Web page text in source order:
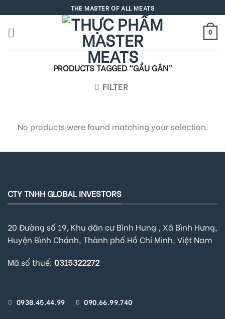
to
content
THE MASTER OF ALL MEATS
0
PRODUCTS TAGGED “GẦU GÂN”
FILTER
No products were found matching your selection.
CTY TNHH GLOBAL INVESTORS
20 Đường số 19, Khu dân cư Bình Hưng , Xã Bình Hưng,
Huyện Bình Chánh, Thành phố Hồ Chí Minh, Việt Nam
Mã số thuế: 0315322272
0938.45.44.99 090.66.99.740